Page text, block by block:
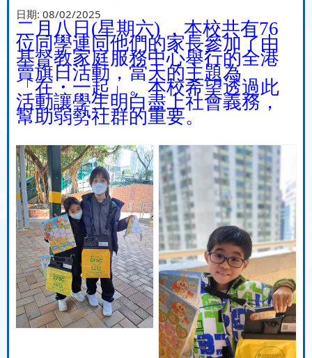
日期: 08/02/2025
二月八日 (星期六) ，本校共有76
位同學連同他們的家長參加了由
基督教家庭服務中心舉行的全港
賣旗日活動，當天的主題為
「在・一起」。本校希望透過此
活動讓學生明白盡上社會義務，
幫助弱勢社群的重要。